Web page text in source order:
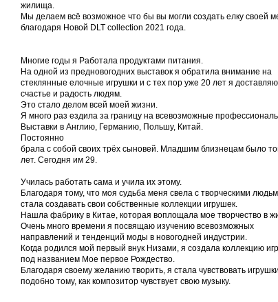
жилища.
Мы делаем всё возможное что бы вы могли создать елку своей
благодаря Новой DLT collection 2021 года.
Многие годы я Работала продуктами питания.
На одной из предновогодних выставок я обратила внимание на
стеклянные елочные игрушки и с тех пор уже 20 лет я доставляю
счастье и радость людям.
Это стало делом всей моей жизни.
Я много раз ездила за границу на всевозможные
Выставки в Англию, Германию, Польшу, Китай.
Постоянно
брала с собой своих трёх сыновей. Младшим близнецам было
лет. Сегодня им 29.
Училась работать сама и учила их этому.
Благодаря тому, что моя судьба меня свела с творческими
стала создавать свои собственные коллекции игрушек.
Нашла фабрику в Китае, которая воплощала мое творчество в
Очень много времени я посвящаю изучению всевозможных
направлений и тенденций моды в новогодней индустрии.
Когда родился мой первый внук Низами, я создала коллекцию
под названием Мое первое Рождество.
Благодаря своему желанию творить, я стала чувствовать
подобно тому, как композитор чувствует свою музыку.